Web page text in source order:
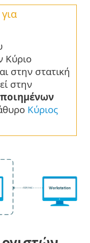
Κύριο
στην στατική
στην
Κύριος